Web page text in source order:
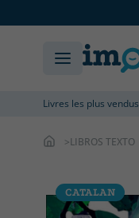
Livres les plus vendus
LIBROS TEXTO
CATALAN